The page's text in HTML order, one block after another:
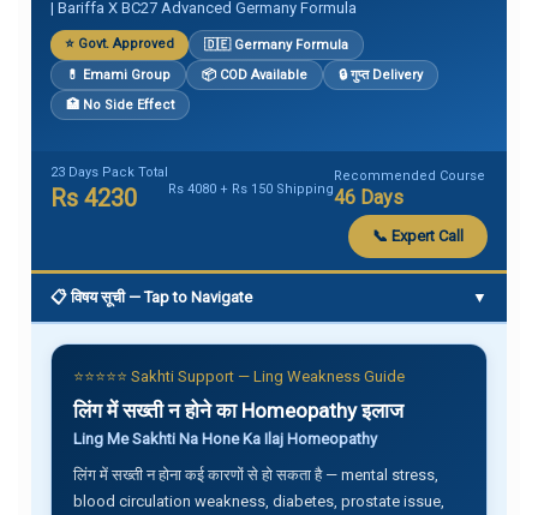
| Bariffa X BC27 Advanced Germany Formula
⭐ Govt. Approved
🇩🇪 Germany Formula
💊 Emami Group
📦 COD Available
🔒 गुप्त Delivery
🏥 No Side Effect
23 Days Pack Total
Rs 4230 Rs 4080 + Rs 150 Shipping
Recommended Course
46 Days
📞 Expert Call
📋 विषय सूची — Tap to Navigate ▼
⭐⭐⭐⭐⭐ Sakhti Support — Ling Weakness Guide
लिंग में सख्ती न होने का Homeopathy इलाज
Ling Me Sakhti Na Hone Ka Ilaj Homeopathy
लिंग में सख्ती न होना कई कारणों से हो सकता है — mental stress,
blood circulation weakness, diabetes, prostate issue,